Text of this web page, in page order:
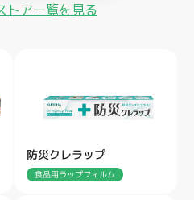
トアー覧を見る
防災クレラップ
食品用ラップフィルム